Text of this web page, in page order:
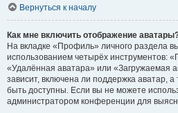
Вернуться к началу
Как мне включить отображение
На вкладке «Профиль» личного раздела
использованием четырёх инструментов:
«Удалённая аватара» или «Загружаемая
зависит, включена ли поддержка аватар, а
быть доступны. Если вы не можете
администратором конференции для